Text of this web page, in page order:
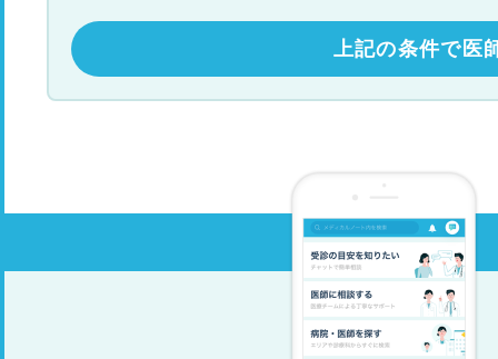
上記の条件で医